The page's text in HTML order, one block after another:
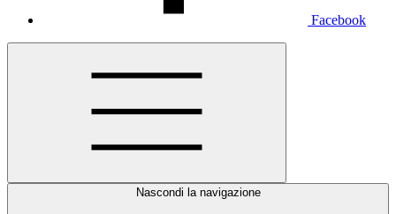
Facebook
Nascondi la navigazione